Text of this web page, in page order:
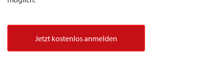
Jetzt kostenlos anmelden